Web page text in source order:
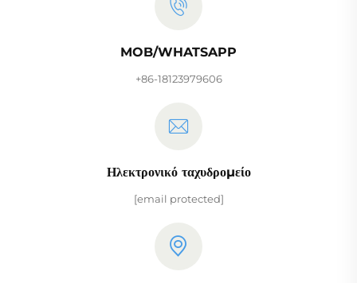
MOB/WHATSAPP
+86-18123979606
Ηλεκτρονικό ταχυδρομείο
[email protected]